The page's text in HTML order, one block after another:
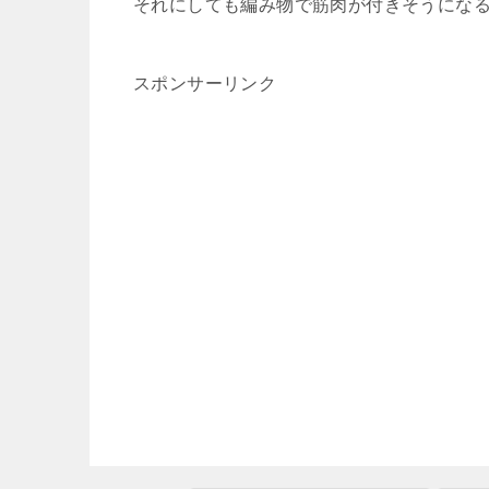
それにしても編み物で筋肉が付きそうにな
スポンサーリンク